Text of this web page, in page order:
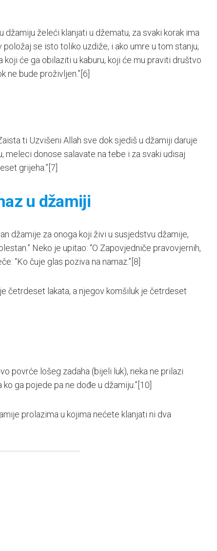
džamiju želeći klanjati u džematu, za svaki korak ima
se isto toliko uzdiže, i ako umre u tom stanju,
će ga obilaziti u kaburu, koji će mu praviti društvo
ne bude proživljen.” [6]
ti Uzvišeni Allah sve dok sjediš u džamiji daruje
meleci donose salavate na tebe i za svaki udisaj
grijeha.” [7]
u džamiji
džamije za onoga koji živi u susjedstvu džamije,
Neko je upitao: “O Zapovjedniče pravovjernih,
“Ko čuje glas poziva na namaz.” [8]
četrdeset lakata, a njegov komšiluk je četrdeset
povrće lošeg zadaha (bijeli luk), neka ne prilazi
ga pojede pa ne dođe u džamiju.” [10]
prolazima u kojima nećete klanjati ni dva